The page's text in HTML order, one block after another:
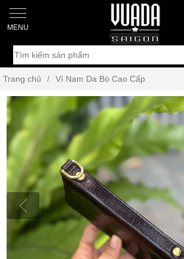
MENU
Trang chủ / Ví Nam Da Bò Cao Cấp